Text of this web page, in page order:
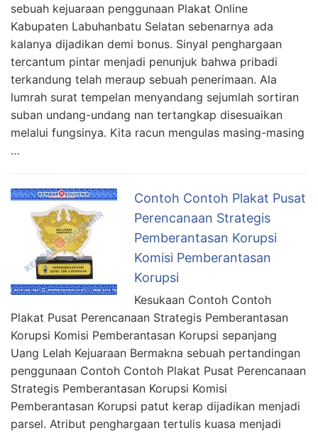
sebuah kejuaraan penggunaan Plakat Online
Kabupaten Labuhanbatu Selatan sebenarnya ada
kalanya dijadikan demi bonus. Sinyal penghargaan
tercantum pintar menjadi penunjuk bahwa pribadi
terkandung telah meraup sebuah penerimaan. Ala
lumrah surat tempelan menyandang sejumlah sortiran
suban undang-undang nan tertangkap disesuaikan
melalui fungsinya. Kita racun mengulas masing-masing
…
Contoh Contoh Plakat Pusat
Perencanaan Strategis
Pemberantasan Korupsi
Komisi Pemberantasan
Korupsi
Kesukaan Contoh Contoh
Plakat Pusat Perencanaan Strategis Pemberantasan
Korupsi Komisi Pemberantasan Korupsi sepanjang
Uang Lelah Kejuaraan Bermakna sebuah pertandingan
penggunaan Contoh Contoh Plakat Pusat Perencanaan
Strategis Pemberantasan Korupsi Komisi
Pemberantasan Korupsi patut kerap dijadikan menjadi
parsel. Atribut penghargaan tertulis kuasa menjadi